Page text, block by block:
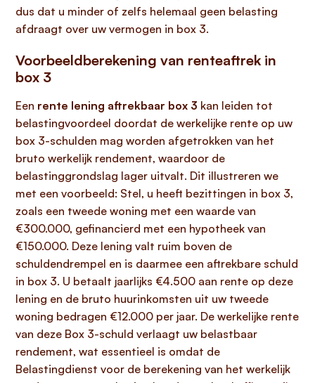
dus dat u minder of zelfs helemaal geen belasting
afdraagt over uw vermogen in box 3.
Voorbeeldberekening van renteaftrek in
box 3
Een rente lening aftrekbaar box 3 kan leiden tot
belastingvoordeel doordat de werkelijke rente op uw
box 3-schulden mag worden afgetrokken van het
bruto werkelijk rendement, waardoor de
belastinggrondslag lager uitvalt. Dit illustreren we
met een voorbeeld: Stel, u heeft bezittingen in box 3,
zoals een tweede woning met een waarde van
€300.000, gefinancierd met een hypotheek van
€150.000. Deze lening valt ruim boven de
schuldendrempel en is daarmee een aftrekbare schuld
in box 3. U betaalt jaarlijks €4.500 aan rente op deze
lening en de bruto huurinkomsten uit uw tweede
woning bedragen €12.000 per jaar. De werkelijke rente
van deze Box 3-schuld verlaagt uw belastbaar
rendement, wat essentieel is omdat de
Belastingdienst voor de berekening van het werkelijk